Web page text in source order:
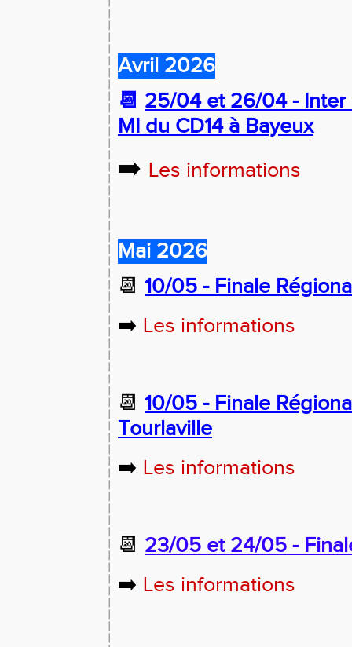
Avril 2026
📆 25/04 et 26/04 - Inter
MI du CD14 à Bayeux
➡️ Les informations
Mai 2026
📆 10/05 - Finale
➡️ Les informations
📆 10/05 - Finale
Tourlaville
➡️ Les informations
📆 23/05 et 24/05 -
➡️ Les informations